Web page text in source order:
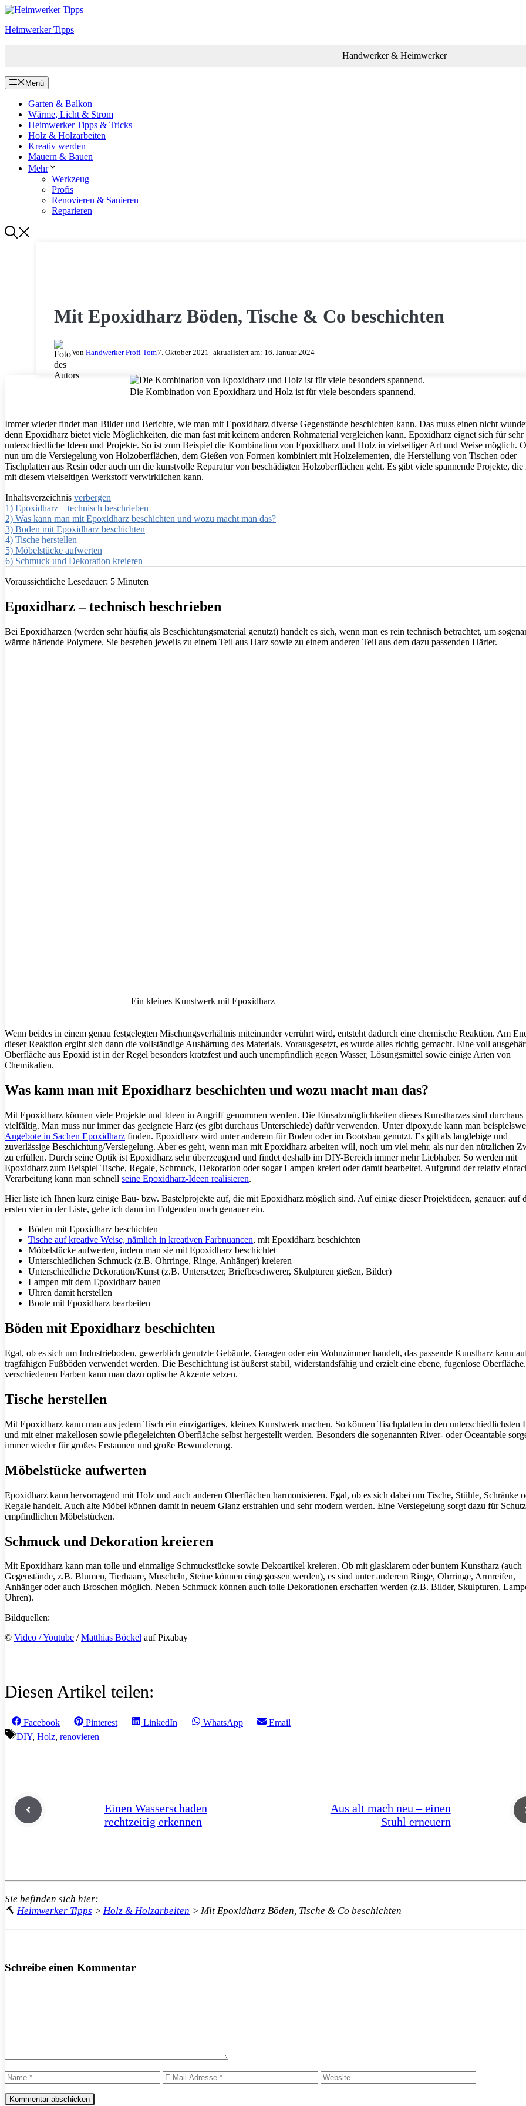
Zum
springen
Heimwerker Tipps
Handwerker & Heimwerker
Menü
Garten & Balkon
Wärme, Licht & Strom
Heimwerker Tipps & Tricks
Holz & Holzarbeiten
Kreativ werden
Mauern & Bauen
Mehr
Werkzeug
Profis
Renovieren & Sanieren
Reparieren
Mit Epoxidharz Böden, Tische & Co beschichten
Von Handwerker Profi Tom7. Oktober 2021 - aktualisiert am: 16. Januar 2024
Die Kombination von Epoxidharz und Holz ist für viele besonders spannend.
Immer wieder findet man Bilder und Berichte, wie man mit Epoxidharz diverse Gegenstände beschichten kann. Das muss einen nicht
denn Epoxidharz bietet viele Möglichkeiten, die man fast mit keinem anderen Rohmaterial vergleichen kann. Epoxidharz eignet sich für sehr
unterschiedliche Ideen und Projekte. So ist zum Beispiel die Kombination von Epoxidharz und Holz in vielseitiger Art und Weise möglich.
nun um die Versiegelung von Holzoberflächen, dem Gießen von Formen kombiniert mit Holzelementen, die Herstellung von Tischen oder
Tischplatten aus Resin oder auch um die kunstvolle Reparatur von beschädigten Holzoberflächen geht. Es gibt viele spannende Projekte, die
mit diesem vielseitigen Werkstoff verwirklichen kann.
Inhaltsverzeichnis verbergen
1) Epoxidharz – technisch beschrieben
2) Was kann man mit Epoxidharz beschichten und wozu macht man das?
3) Böden mit Epoxidharz beschichten
4) Tische herstellen
5) Möbelstücke aufwerten
6) Schmuck und Dekoration kreieren
Voraussichtliche Lesedauer: 5 Minuten
Epoxidharz – technisch beschrieben
Bei Epoxidharzen (werden sehr häufig als Beschichtungsmaterial genutzt) handelt es sich, wenn man es rein technisch betrachtet, um
wärme härtende Polymere. Sie bestehen jeweils zu einem Teil aus Harz sowie zu einem anderen Teil aus dem dazu passenden Härter.
Ein kleines Kunstwerk mit Epoxidharz
Wenn beides in einem genau festgelegten Mischungsverhältnis miteinander verrührt wird, entsteht dadurch eine chemische Reaktion. Am
dieser Reaktion ergibt sich dann die vollständige Aushärtung des Materials. Vorausgesetzt, es wurde alles richtig gemacht. Eine voll
Oberfläche aus Epoxid ist in der Regel besonders kratzfest und auch unempfindlich gegen Wasser, Lösungsmittel sowie einige Arten von
Chemikalien.
Was kann man mit Epoxidharz beschichten und wozu macht man das?
Mit Epoxidharz können viele Projekte und Ideen in Angriff genommen werden. Die Einsatzmöglichkeiten dieses Kunstharzes sind durchaus
vielfältig. Man muss nur immer das geeignete Harz (es gibt durchaus Unterschiede) dafür verwenden. Unter dipoxy.de kann man
Angebote in Sachen Epoxidharz finden. Epoxidharz wird unter anderem für Böden oder im Bootsbau genutzt. Es gilt als langlebige und
zuverlässige Beschichtung/Versiegelung. Aber es geht, wenn man mit Epoxidharz arbeiten will, noch um viel mehr, als nur den nützlichen
zu erfüllen. Durch seine Optik ist Epoxidharz sehr überzeugend und findet deshalb im DIY-Bereich immer mehr Liebhaber. So werden mit
Epoxidharz zum Beispiel Tische, Regale, Schmuck, Dekoration oder sogar Lampen kreiert oder damit bearbeitet. Aufgrund der relativ
Verarbeitung kann man schnell seine Epoxidharz-Ideen realisieren.
Hier liste ich Ihnen kurz einige Bau- bzw. Bastelprojekte auf, die mit Epoxidharz möglich sind. Auf einige dieser Projektideen, genauer: auf
ersten vier in der Liste, gehe ich dann im Folgenden noch genauer ein.
Böden mit Epoxidharz beschichten
Tische auf kreative Weise, nämlich in kreativen Farbnuancen, mit Epoxidharz beschichten
Möbelstücke aufwerten, indem man sie mit Epoxidharz beschichtet
Unterschiedlichen Schmuck (z.B. Ohrringe, Ringe, Anhänger) kreieren
Unterschiedliche Dekoration/Kunst (z.B. Untersetzer, Briefbeschwerer, Skulpturen gießen, Bilder)
Lampen mit dem Epoxidharz bauen
Uhren damit herstellen
Boote mit Epoxidharz bearbeiten
Böden mit Epoxidharz beschichten
Egal, ob es sich um Industrieboden, gewerblich genutzte Gebäude, Garagen oder ein Wohnzimmer handelt, das passende Kunstharz kann
tragfähigen Fußböden verwendet werden. Die Beschichtung ist äußerst stabil, widerstandsfähig und erzielt eine ebene, fugenlose
verschiedenen Farben kann man dazu optische Akzente setzen.
Tische herstellen
Mit Epoxidharz kann man aus jedem Tisch ein einzigartiges, kleines Kunstwerk machen. So können Tischplatten in den unterschiedlichsten
und mit einer makellosen sowie pflegeleichten Oberfläche selbst hergestellt werden. Besonders die sogenannten River- oder Oceantable
immer wieder für großes Erstaunen und große Bewunderung.
Möbelstücke aufwerten
Epoxidharz kann hervorragend mit Holz und auch anderen Oberflächen harmonisieren. Egal, ob es sich dabei um Tische, Stühle, Schränke
Regale handelt. Auch alte Möbel können damit in neuem Glanz erstrahlen und sehr modern werden. Eine Versiegelung sorgt dazu für
empfindlichen Möbelstücken.
Schmuck und Dekoration kreieren
Mit Epoxidharz kann man tolle und einmalige Schmuckstücke sowie Dekoartikel kreieren. Ob mit glasklarem oder buntem Kunstharz (auch
Gegenstände, z.B. Blumen, Tierhaare, Muscheln, Steine können eingegossen werden), es sind unter anderem Ringe, Ohrringe, Armreifen,
Anhänger oder auch Broschen möglich. Neben Schmuck können auch tolle Dekorationen erschaffen werden (z.B. Bilder, Skulpturen,
Uhren).
Bildquellen:
© Video / Youtube /Matthias Böckel auf Pixabay
Diesen Artikel teilen:
Share
on
Facebook
Share
Pinterest
Share
LinkedIn
Share
WhatsApp
Share
Email
Schlagwörter
DIY, Holz, renovieren
Einen Wasserschaden
rechtzeitig erkennen
Aus alt mach neu – einen
Stuhl erneuern
Sie befinden sich hier:
🔨 Heimwerker Tipps > Holz & Holzarbeiten > Mit Epoxidharz Böden, Tische & Co beschichten
Schreibe einen Kommentar
Name
E-
Mail-
Website